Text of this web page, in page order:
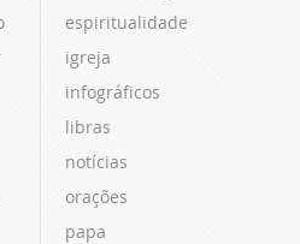
espiritualidade
igreja
infográficos
libras
notícias
orações
papa